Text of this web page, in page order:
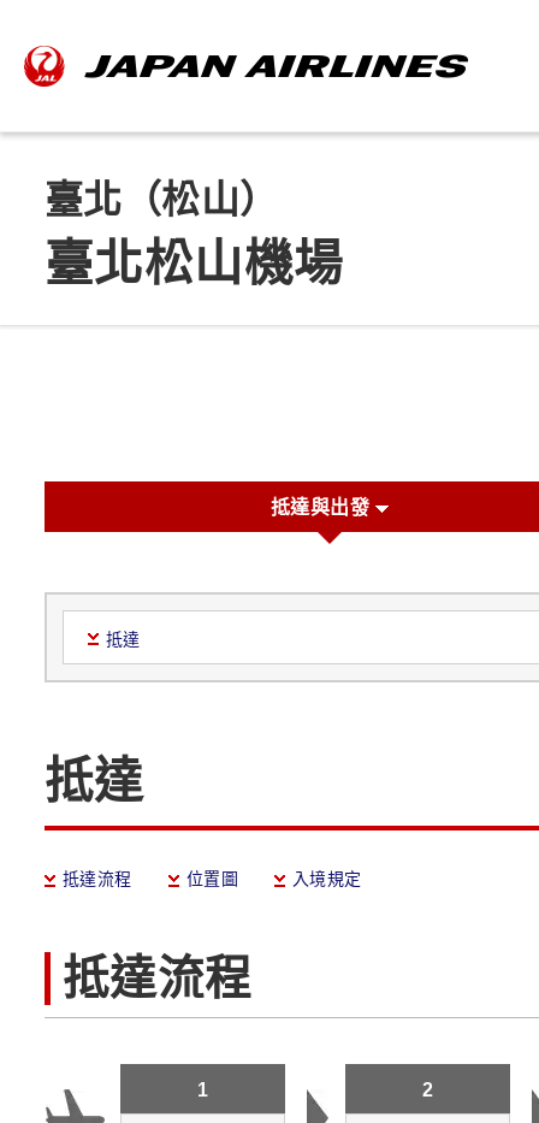
臺北（松山）
臺北松山機場
抵達與出發
抵達
抵達
抵達流程 位置圖 入境規定
抵達流程
1 2